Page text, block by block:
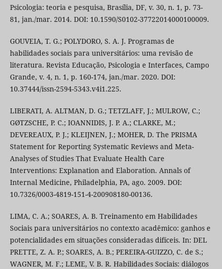
Psicologia: teoria e pesquisa, Brasília, DF, v. 30, n. 1, p. 73-
81, jan./mar. 2014. DOI: 10.1590/S0102-37722014000100009.
GOUVEIA, T. G.; POLYDORO, S. A. J. Programas de
habilidades sociais para universitários: uma revisão de
literatura. Revista Educação, Psicologia e Interfaces, Campo
Grande, v. 4, n. 1, p. 160-174, jan./mar. 2020. DOI:
10.37444/issn-2594-5343.v4i1.225.
LIBERATI, A. ALTMAN, D. G.; TETZLAFF, J.; MULROW, C.;
GØTZSCHE, P. C.; IOANNIDIS, J. P. A.; CLARKE, M.;
DEVEREAUX, P. J.; KLEIJNEN, J.; MOHER, D. The PRISMA
Statement for Reporting Systematic Reviews and Meta-
Analyses of Studies That Evaluate Health Care
Interventions: Explanation and Elaboration. Annals of
Internal Medicine, Philadelphia, PA, ago. 2009. DOI:
10.7326/0003-4819-151-4-200908180-00136.
LIMA, C. A.; SOARES, A. B. Treinamento em Habilidades
Sociais para universitários no contexto acadêmico: ganhos e
potencialidades em situações consideradas difíceis. In: DEL
PRETTE, Z. A. P.; SOARES, A. B.; PEREIRA-GUIZZO, C. de S.;
WAGNER, M. F.; LEME, V. B. R. Habilidades Sociais: diálogos